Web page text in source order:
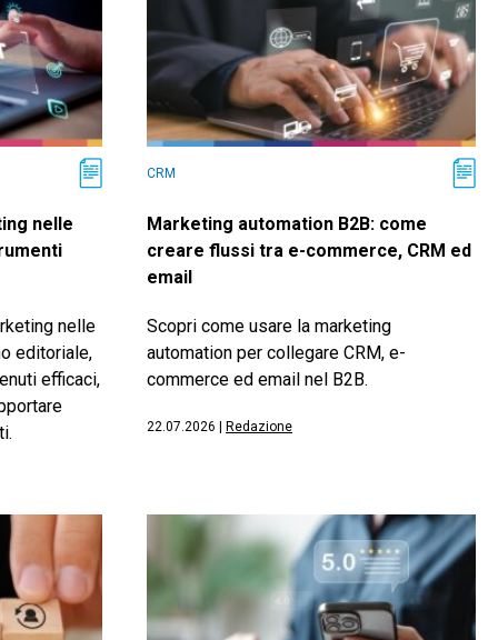
nelle
nelle
editoriale,
efficaci,
CRM
Marketing automation B2B: come
creare flussi tra e-commerce, CRM ed
email
Scopri come usare la marketing
automation per collegare CRM, e-
commerce ed email nel B2B.
22.07.2026 Redazione